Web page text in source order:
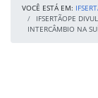
VOCÊ ESTÁ EM:
IFSERTÃOPE
INTERCÂMBIO NA